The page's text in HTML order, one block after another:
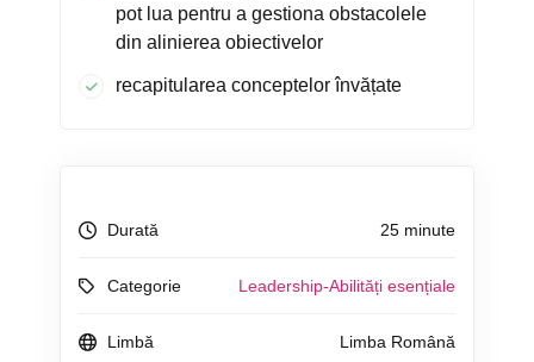
pot lua pentru a gestiona obstacolele
din alinierea obiectivelor
recapitularea conceptelor învățate
Durată 25 minute
Categorie Leadership-Abilități esențiale
Limbă Limba Română